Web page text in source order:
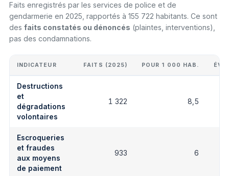
Faits enregistrés par les services de police et de
gendarmerie en 2025, rapportés à 155 722 habitants. Ce sont
des faits constatés ou dénoncés (plaintes, interventions),
pas des condamnations.
INDICATEUR FAITS (2025) POUR 1 000 HAB.
Destructions
et
dégradations
volontaires
1 322 8,5
Escroqueries
et fraudes
aux moyens
de paiement
933 6